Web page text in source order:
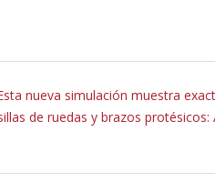
nueva simulación muestra
de ruedas y brazos